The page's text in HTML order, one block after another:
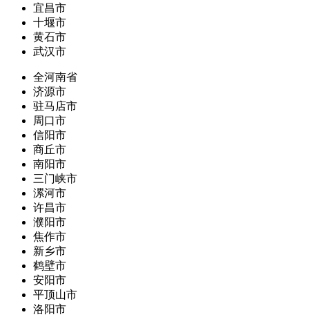
宜昌市
十堰市
黄石市
武汉市
全河南省
济源市
驻马店市
周口市
信阳市
商丘市
南阳市
三门峡市
漯河市
许昌市
濮阳市
焦作市
新乡市
鹤壁市
安阳市
平顶山市
洛阳市